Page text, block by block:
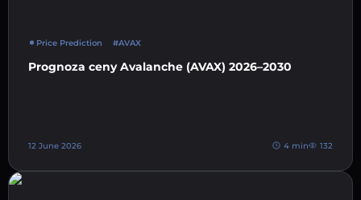
Price Prediction #AVAX
Prognoza ceny Avalanche (AVAX) 2026–2030
12 June 2026 4 min 132